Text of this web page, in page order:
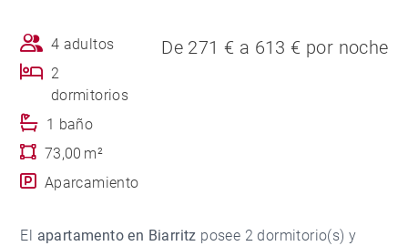
4 adultos
2
dormitorios
1 baño
73,00 m²
Aparcamiento
De 271 € a 613 € por noche
El apartamento en Biarritz posee 2 dormitorio(s) y